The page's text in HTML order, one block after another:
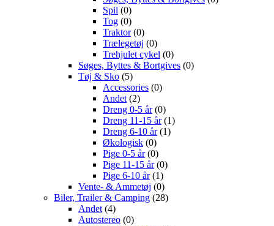
Spil (0)
Tog (0)
Traktor(0)
Trælegetøj (0)
Trehjulet cykel (0)
Søges, Byttes & Bortgives (0)
Tøj & Sko (5)
Accessories (0)
Andet (2)
Dreng 0-5 år(0)
Dreng 11-15 år(1)
Dreng 6-10 år(1)
Økologisk (0)
Pige 0-5 år(0)
Pige 11-15 år(0)
Pige 6-10 år(1)
Vente- & Ammetøj (0)
Biler, Trailer & Camping (28)
Andet (4)
Autostereo (0)